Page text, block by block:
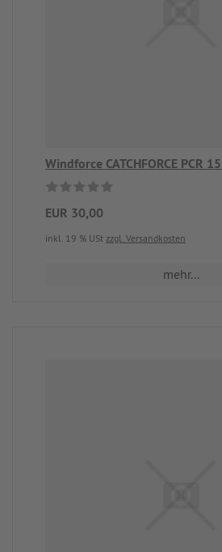
Windforce CATCHFORCE PCR
EUR 30,00
inkl. 19 % USt zzgl. Versandkosten
mehr...